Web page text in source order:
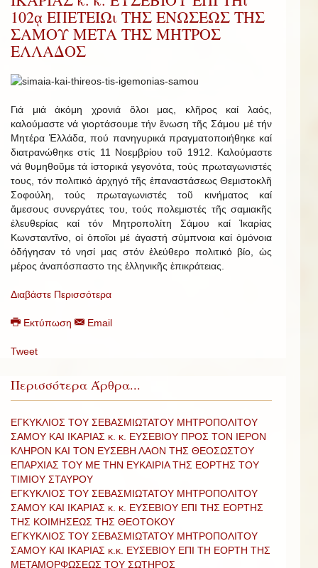
102ᾳ ΕΠΕΤΕΙΩι ΤΗΣ ΕΝΩΣΕΩΣ ΤΗΣ
ΣΑΜΟΥ ΜΕΤΑ ΤΗΣ ΜΗΤΡΟΣ
ΕΛΛΑΔΟΣ
Γιά μιά ἀκόμη χρονιά ὅλοι μας, κλῆρος καί λαός,
καλούμαστε νά γιορτάσουμε τήν ἕνωση τῆς Σάμου μέ τήν
Μητέρα Ἑλλάδα, πού πανηγυρικά πραγματοποιήθηκε καί
διατρανώθηκε στίς 11 Νοεμβρίου τοῦ 1912. Καλούμαστε
νά θυμηθοῦμε τά ἱστορικά γεγονότα, τούς πρωταγωνιστές
τους, τόν πολιτικό ἀρχηγό τῆς ἐπαναστάσεως Θεμιστοκλῆ
Σοφούλη, τούς πρωταγωνιστές τοῦ κινήματος καί
ἄμεσους συνεργάτες του, τούς πολεμιστές τῆς σαμιακῆς
ἐλευθερίας καί τόν Μητροπολίτη Σάμου καί Ἰκαρίας
Κωνσταντῖνο, οἱ ὁποῖοι μέ ἀγαστή σύμπνοια καί ὁμόνοια
ὁδήγησαν τό νησί μας στόν ἐλεύθερο πολιτικό βίο, ὡς
μέρος ἀναπόσπαστο της ἑλληνικῆς ἐπικράτειας.
Διαβάστε Περισσότερα
Εκτύπωση Email
Tweet
Περισσότερα Άρθρα...
ΕΓΚΥΚΛΙΟΣ ΤΟΥ ΣΕΒΑΣΜΙΩΤΑΤΟΥ ΜΗΤΡΟΠΟΛΙΤΟΥ
ΣΑΜΟΥ ΚΑΙ ΙΚΑΡΙΑΣ κ. κ. ΕΥΣΕΒΙΟΥ ΠΡΟΣ ΤΟΝ ΙΕΡΟΝ
ΚΛΗΡΟΝ ΚΑΙ ΤΟΝ ΕΥΣΕΒΗ ΛΑΟΝ ΤΗΣ ΘΕΟΣΩΣΤΟΥ
ΕΠΑΡΧΙΑΣ ΤΟΥ ΜΕ ΤΗΝ ΕΥΚΑΙΡΙΑ ΤΗΣ ΕΟΡΤΗΣ ΤΟΥ
ΤΙΜΙΟΥ ΣΤΑΥΡΟΥ
ΕΓΚΥΚΛΙΟΣ ΤΟΥ ΣΕΒΑΣΜΙΩΤΑΤΟΥ ΜΗΤΡΟΠΟΛΙΤΟΥ
ΣΑΜΟΥ ΚΑΙ ΙΚΑΡΙΑΣ κ. κ. ΕΥΣΕΒΙΟΥ ΕΠΙ ΤΗΣ ΕΟΡΤΗΣ
ΤΗΣ ΚΟΙΜΗΣΕΩΣ ΤΗΣ ΘΕΟΤΟΚΟΥ
ΕΓΚΥΚΛΙΟΣ ΤΟΥ ΣΕΒΑΣΜΙΩΤΑΤΟΥ ΜΗΤΡΟΠΟΛΙΤΟΥ
ΣΑΜΟΥ ΚΑΙ ΙΚΑΡΙΑΣ κ.κ. ΕΥΣΕΒΙΟΥ ΕΠΙ ΤΗ ΕΟΡΤΗ ΤΗΣ
ΜΕΤΑΜΟΡΦΩΣΕΩΣ ΤΟΥ ΣΩΤΗΡΟΣ